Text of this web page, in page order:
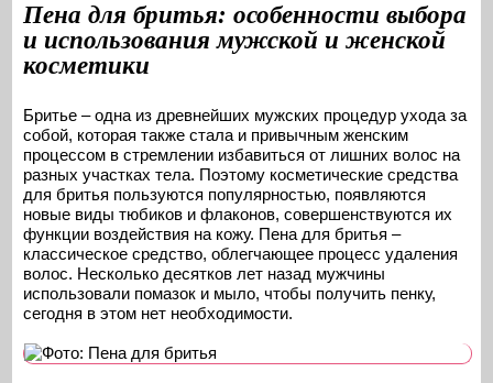
Пена для бритья: особенности выбора
и использования мужской и женской
косметики
Бритье – одна из древнейших мужских процедур ухода за
собой, которая также стала и привычным женским
процессом в стремлении избавиться от лишних волос на
разных участках тела. Поэтому косметические средства
для бритья пользуются популярностью, появляются
новые виды тюбиков и флаконов, совершенствуются их
функции воздействия на кожу. Пена для бритья –
классическое средство, облегчающее процесс удаления
волос. Несколько десятков лет назад мужчины
использовали помазок и мыло, чтобы получить пенку,
сегодня в этом нет необходимости.